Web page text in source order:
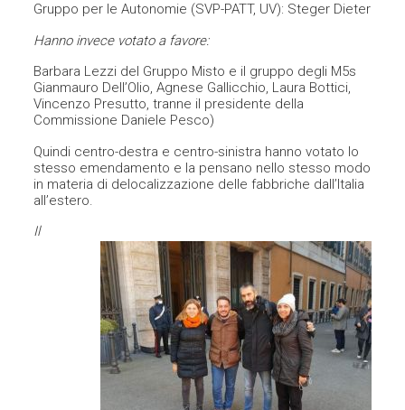
Gruppo per le Autonomie (SVP-PATT, UV): Steger Dieter
Hanno invece votato a favore:
Barbara Lezzi del Gruppo Misto e il gruppo degli M5s
Gianmauro Dell’Olio, Agnese Gallicchio, Laura Bottici,
Vincenzo Presutto, tranne il presidente della
Commissione Daniele Pesco)
Quindi centro-destra e centro-sinistra hanno votato lo
stesso emendamento e la pensano nello stesso modo
in materia di delocalizzazione delle fabbriche dall’Italia
all’estero.
Il